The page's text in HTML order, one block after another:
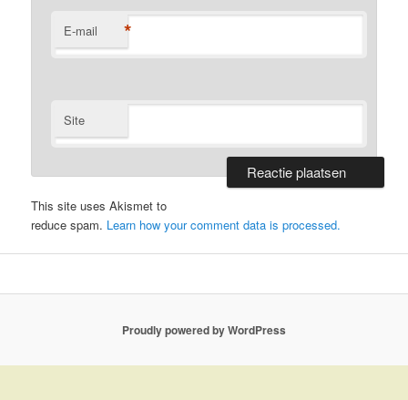
E-mail *
Site
This site uses Akismet to
reduce spam. Learn how your comment data is processed.
Proudly powered by WordPress